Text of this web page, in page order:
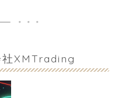
社XMTrading